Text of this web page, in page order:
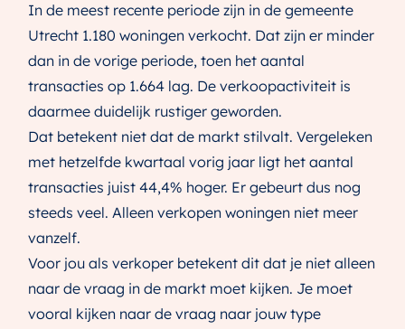
In de meest recente periode zijn in de gemeente
Utrecht 1.180 woningen verkocht. Dat zijn er minder
dan in de vorige periode, toen het aantal
transacties op 1.664 lag. De verkoopactiviteit is
daarmee duidelijk rustiger geworden.
Dat betekent niet dat de markt stilvalt. Vergeleken
met hetzelfde kwartaal vorig jaar ligt het aantal
transacties juist 44,4% hoger. Er gebeurt dus nog
steeds veel. Alleen verkopen woningen niet meer
vanzelf.
Voor jou als verkoper betekent dit dat je niet alleen
naar de vraag in de markt moet kijken. Je moet
vooral kijken naar de vraag naar jouw type